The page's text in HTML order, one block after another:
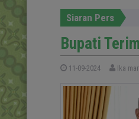
Siaran Pers
Bupati
11-09-2024 Ika